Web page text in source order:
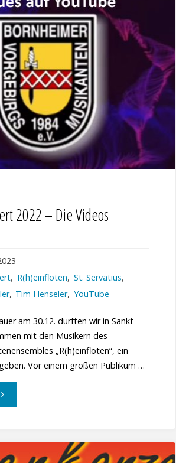
2023"
2022 – Die Videos
, R(h)einflöten, St. Servatius,
, Tim Henseler, YouTube
am 30.12. durften wir in Sankt
mit den Musikern des
„R(h)einflöten“, ein
Vor einem großen Publikum …